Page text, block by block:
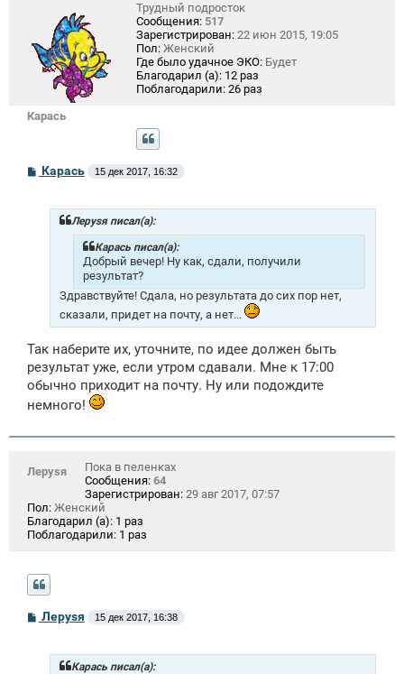
Карась
Трудный подросток
Сообщения: 517
Зарегистрирован: 22 июн 2015, 19:05
Пол: Женский
Где было удачное ЭКО: Будет
Благодарил (а): 12 раз
Поблагодарили: 26 раз
СКарась 15 дек 2017, 16:32
Лeрysя писал(а):
Карась писал(а):
Добрый вечер! Ну как, сдали, получили
результат?
Здравствуйте! Сдала, но результата до сих пор нет,
сказали, придет на почту, а нет...
Так наберите их, уточните, по идее должен быть
результат уже, если утром сдавали. Мне к 17:00
обычно приходит на почту. Ну или подождите
немного!
Лeрysя
Пока в пеленках
Сообщения: 64
Зарегистрирован: 29 авг 2017, 07:57
Пол: Женский
Благодарил (а): 1 раз
Поблагодарили: 1 раз
С
Лeрysя 15 дек 2017, 16:38
Карась писал(а):